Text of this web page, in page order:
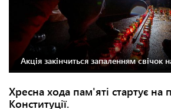
Акція закінчиться запаленням свічок
Хресна хода пам'яті стартує на
Конституції.